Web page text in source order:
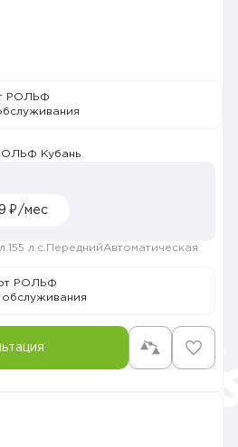
РОЛЬФ
Кубань
₽/мес
155 л.с. ПереднийАвтоматическая
РОЛЬФ
обслуживания